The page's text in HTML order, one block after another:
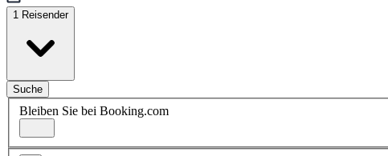
1 Reisender
Suche
Bleiben Sie bei Booking.com